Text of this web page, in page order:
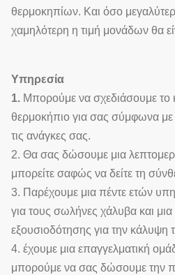
θερμοκηπίων. Και όσο
χαμηλότερη η τιμή μονάδων θα
Υπηρεσία
1. Μπορούμε να σχεδιάσουμε το
θερμοκήπιο για σας σύμφωνα με
τις ανάγκες σας.
2. Θα σας δώσουμε μια
μπορείτε σαφώς να δείτε τη
3. Παρέχουμε μια πέντε ετών
για τους σωλήνες χάλυβα και
εξουσιοδότησης για την κάλυψη
4. έχουμε μια επαγγελματική
μπορούμε να σας δώσουμε την